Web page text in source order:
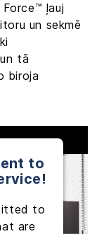
ļauj
un sekmē
tā
biroja
to
to
are